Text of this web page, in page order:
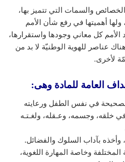
والسمات التي تتميز بها،
ولها أهميتها في رفع شأن الأمم
الأمم كل معاني وجودها واستقرارها،
عناصر للهوية الوطنيّة لا بد من
لأخرى.
العامة للمادة وهى:
الصحيحة في نفس الطفل ورعايته
في خلقه، وجسمه، وعـقله، ولغـتـه
وأخذه بآداب السلوك والفضائل.
وخاصة المهارة اللغوية،